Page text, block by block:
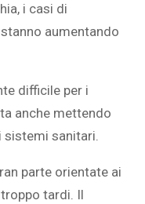
i casi di
aumentando
difficile per i
anche mettendo
sistemi sanitari.
parte orientate ai
tardi. Il